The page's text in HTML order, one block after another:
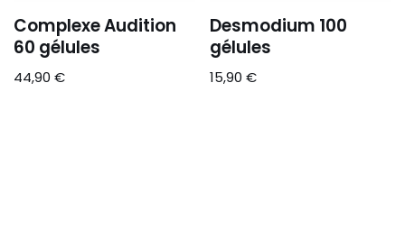
Complexe Audition
60 gélules
44,90 €
Desmodium 100
gélules
15,90€